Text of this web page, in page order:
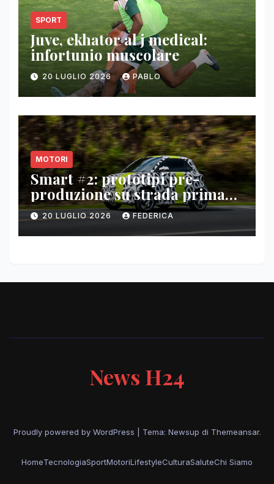
SPORT
Juve, ekhator al j medical:
infortunio muscolare
20 LUGLIO 2026 PABLO
MOTORI
Smart #2: prototipi pre-
produzione su strada prima
del paris motor show 2026
20 LUGLIO 2026 FEDERICA
News H24
Proudly powered by WordPress Tema: Newsup di Themeansar.
HomeTecnologiaSportMotoriLifestyleCulturaSaluteChi Siamo